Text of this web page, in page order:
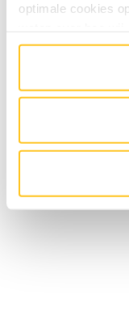
optimale cookies
raadpleeg onze
instellingen te
de website.